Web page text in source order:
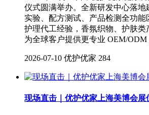
仪式圆满举办。全新研发中心落地
实验、配方测试、产品检测全功能
护理代工经验，香氛织物、护肤类
为全球客户提供更专业 OEM/ODM
2026-07-10 优护优家 284
现场直击｜优护优家上海美博会展